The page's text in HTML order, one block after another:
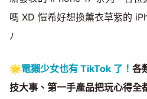
嗎 XD 愷希好想換薰衣草紫的
ﾉ
🌟電獺少女也有 TikTok 了！ 各
技大事、第一手產品把玩心得全